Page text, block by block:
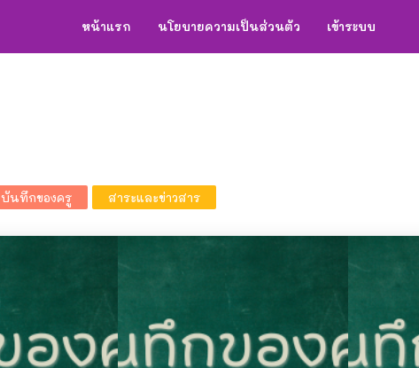
หน้าแรก นโยบายความเป็นส่วนตัว เข้าระบบ
บันทึกของครู สาระและข่าวสาร